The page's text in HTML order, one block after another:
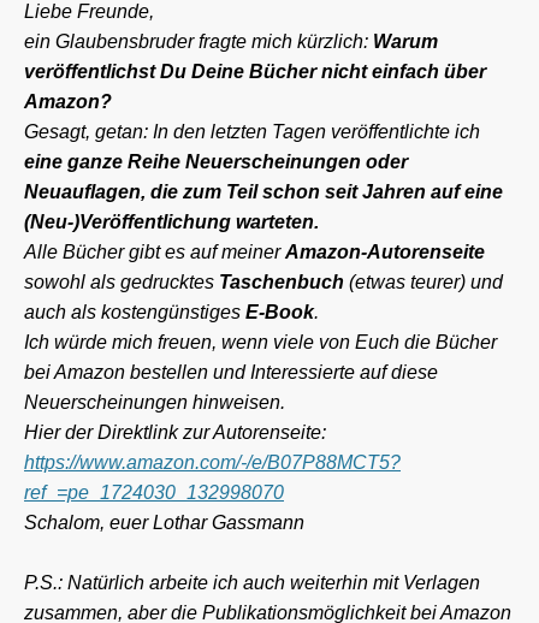
Liebe Freunde,
ein Glaubensbruder fragte mich kürzlich: Warum
veröffentlichst Du Deine Bücher nicht einfach über
Amazon?
Gesagt, getan: In den letzten Tagen veröffentlichte ich
eine ganze Reihe Neuerscheinungen oder
Neuauflagen, die zum Teil schon seit Jahren auf eine
(Neu-)Veröffentlichung warteten.
Alle Bücher gibt es auf meinerAmazon-Autorenseite
sowohl als gedrucktes Taschenbuch (etwas teurer) und
auch als kostengünstiges E-Book.
Ich würde mich freuen, wenn viele von Euch die Bücher
bei Amazon bestellen und Interessierte auf diese
Neuerscheinungen hinweisen.
Hier der Direktlink zur Autorenseite:
https://www.amazon.com/-/e/B07P88MCT5?
ref_=pe_1724030_132998070
Schalom, euer Lothar Gassmann
P.S.: Natürlich arbeite ich auch weiterhin mit Verlagen
zusammen, aber die Publikationsmöglichkeit bei Amazon